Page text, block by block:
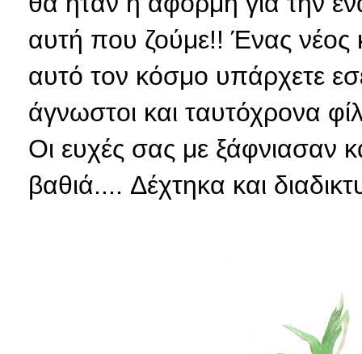
αυτή που ζούμε!! Ένας νέος
αυτό τον κόσμο υπάρχετε
άγνωστοι και ταυτόχρονα
Οι ευχές σας με ξάφνιασαν
βαθιά.... Δέχτηκα και